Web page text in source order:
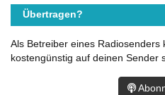
Übertragen?
Als Betreiber eines Radiosenders
kostengünstig auf deinen Sender